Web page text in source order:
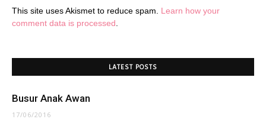
This site uses Akismet to reduce spam. Learn how your
comment data is processed
LATEST POSTS
Busur Anak Awan
17/06/2016